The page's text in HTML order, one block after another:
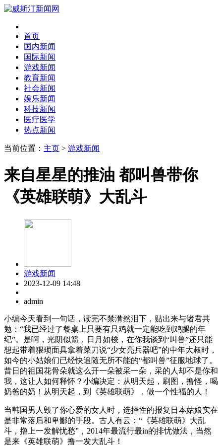
首页
国内新闻
国际新闻
游戏新闻
教育新闻
社会新闻
娱乐新闻
科技新闻
医疗医学
热点新闻
当前位置： 主页 > 游戏新闻
来自星星的推油 都叫兽带你
《英雄联萌》大乱斗
游戏新闻
2023-12-09 14:48
admin
小编今天看到一句话，读完不禁潸然泪下，贴出来与诸君共
勉：“我已经过了餐桌上只要有只鸡就一定能吃到鸡腿的年
纪”。是啊，光阴似箭，日月如梭，在你我谈到“叫兽”还只能
想起带着猥琐面具拿着菜刀说“少女亮兵器吧”的中年大叔时，
如今的小姑娘们已经快追随无所不能的“都叫兽”征服地球了。
昔日的祖国花骨朵就这么开一朵被采一朵，采的人却不是你和
我，这让人如何释怀？小编决定：从明天起，刷图，撸怪，喝
奶爸的奶！从明天起，到《英雄联萌》，做一个性福的人！
当韩国男人毁了你心爱的女人时，选择性的报复日本姑娘实在
是非常落后和卑鄙的手段。古人有云：“《英雄联萌》大乱
斗，撸上一发解忧愁”，2014年最流行最in的排忧做法，当然
是来《英雄联萌》撸一发大乱斗！